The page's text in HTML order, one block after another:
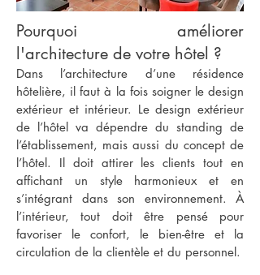
Pourquoi améliorer
l'architecture de votre hôtel ?
Dans l’architecture d’une résidence
hôtelière, il faut à la fois soigner le design
extérieur et intérieur. Le design extérieur
de l’hôtel va dépendre du standing de
l’établissement, mais aussi du concept de
l’hôtel. Il doit attirer les clients tout en
affichant un style harmonieux et en
s’intégrant dans son environnement. À
l’intérieur, tout doit être pensé pour
favoriser le confort, le bien-être et la
circulation de la clientèle et du personnel.